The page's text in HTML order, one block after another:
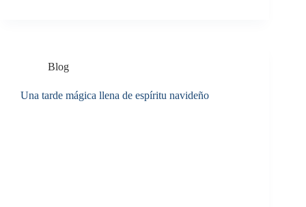
Blog
Una tarde mágica llena de espíritu navideño